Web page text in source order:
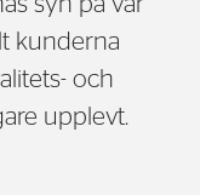
kunderna
och
upplevt.